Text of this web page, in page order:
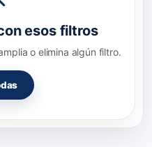
esos filtros
o elimina algún filtro.